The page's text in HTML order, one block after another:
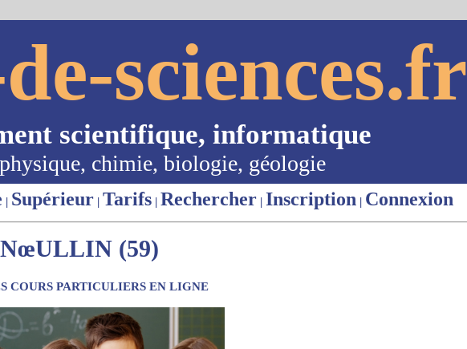
sciences.fr
scientifique, informatique
chimie, biologie, géologie
| Supérieur | Tarifs | Rechercher | Inscription | Connexion
(59)
COURS PARTICULIERS EN LIGNE